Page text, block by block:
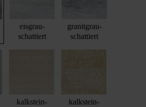
eisgrau-
schattiert
granitgrau-
schattiert
kalkstein-
kalkstein-